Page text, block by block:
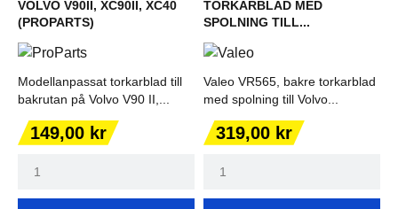
VOLVO V90II, XC90II, XC40
(PROPARTS)
Modellanpassat torkarblad till
bakrutan på Volvo V90 II,...
Pris
149,00 kr
TORKARBLAD MED
SPOLNING TILL...
Valeo VR565, bakre torkarblad
med spolning till Volvo...
Pris
319,00 kr